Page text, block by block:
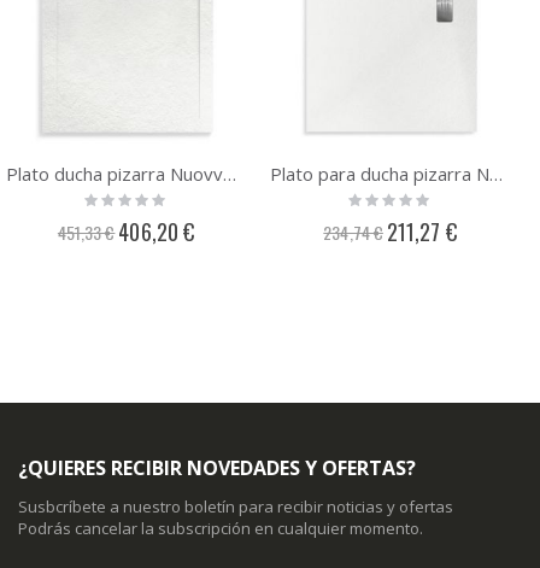
Plato ducha pizarra Nuovvo Nature
Rating:
0%
451,33 € Precio
especial
406,20 €
Plato para ducha pizarra Nuovvo Neo
Rating:
0%
234,74 € Precio
especial
211,27 €
¿QUIERES RECIBIR NOVEDADES Y OFERTAS?
Susbcríbete a nuestro boletín para recibir noticias y ofertas
Podrás cancelar la subscripción en cualquier momento.